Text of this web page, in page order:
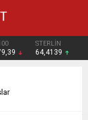
STERLİN
64,4139